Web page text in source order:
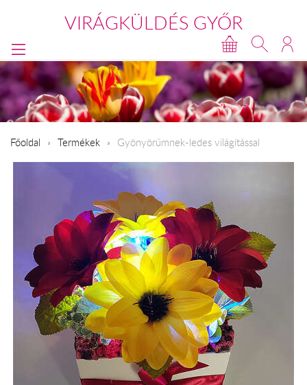
VIRÁGKÜLDÉS GYŐR
Főoldal Termékek Gyönyörűmnek-ledes világítással